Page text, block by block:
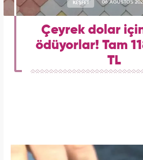
KEŞFET 06 AĞUSTOS
Çeyrek dolar
ödüyorlar! Tam
TL